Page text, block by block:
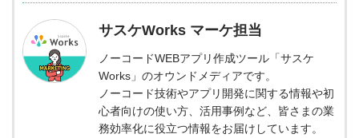
サスケWorks マーケ担当
ノーコードWEBアプリ作成ツール「サスケ
Works」のオウンドメディアです。
ノーコード技術やアプリ開発に関する情報や初
心者向けの使い方、活用事例など、皆さまの業
務効率化に役立つ情報をお届けしています。